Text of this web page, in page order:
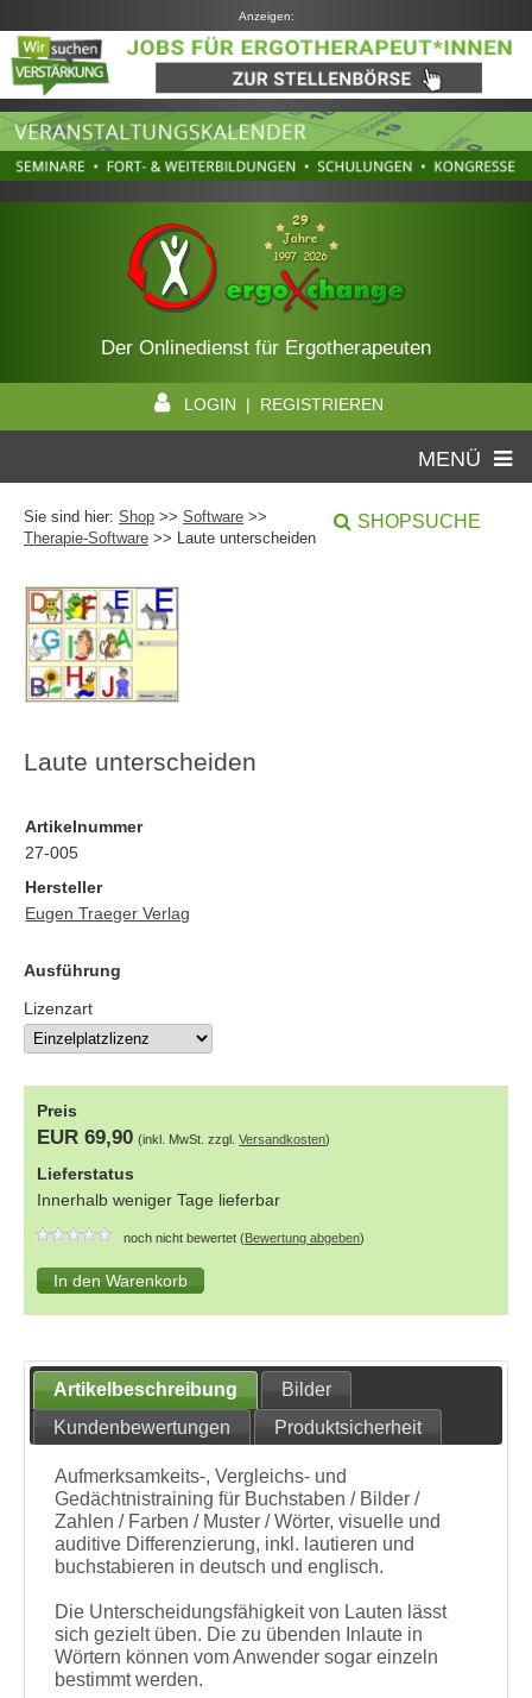
Anzeigen:
Der Onlinedienst für Ergotherapeuten
LOGIN | REGISTRIEREN
MENÜ
Sie sind hier: Shop >> Software >>
Therapie-Software >> Laute unterscheiden
SHOPSUCHE
Laute unterscheiden
Artikelnummer
27-005
Hersteller
Eugen Traeger Verlag
Ausführung
Lizenzart
Preis
EUR 69,90 (inkl. MwSt. zzgl.Versandkosten)
Lieferstatus
Innerhalb weniger Tage lieferbar
noch nicht bewertet (Bewertung abgeben)
Artikelbeschreibung
Bilder
Kundenbewertungen
Produktsicherheit
Aufmerksamkeits-, Vergleichs- und
Gedächtnistraining für Buchstaben / Bilder /
Zahlen / Farben / Muster / Wörter, visuelle und
auditive Differenzierung, inkl. lautieren und
buchstabieren in deutsch und englisch.
Die Unterscheidungsfähigkeit von Lauten lässt
sich gezielt üben. Die zu übenden Inlaute in
Wörtern können vom Anwender sogar einzeln
bestimmt werden.